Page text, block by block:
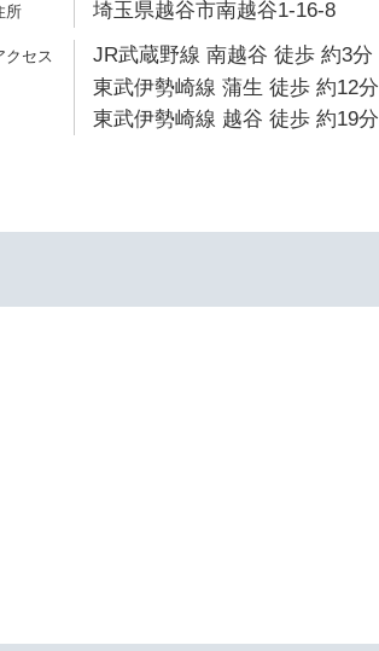
埼玉県越谷市南越谷1-16-8
JR武蔵野線 南越谷 徒歩 約3分
東武伊勢崎線 蒲生 徒歩 約12分
東武伊勢崎線 越谷 徒歩 約19分